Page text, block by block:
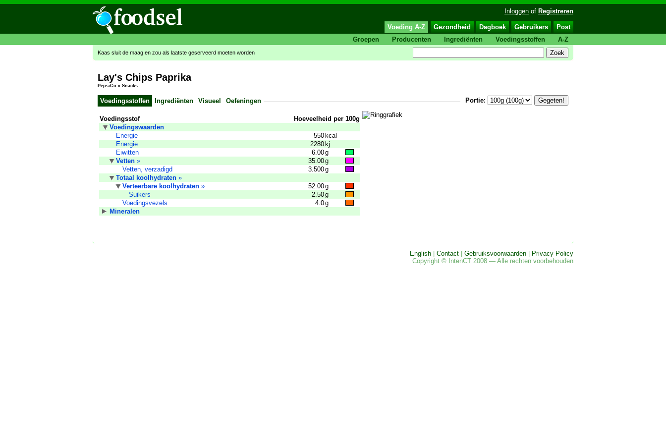
Inloggen of Registreren
Voeding A-Z Gezondheid Dagboek Gebruikers
Post
Groepen
Producenten Ingrediënten Voedingsstoffen A-Z
Kaas sluit de maag en zou als laatste geserveerd moeten worden
Lay's Chips Paprika
PepsiCo » Snacks
Voedingsstoffen Ingrediënten Visueel Oefeningen Portie:
Voedingsstof
Hoeveelheid per 100g
Voedingswaarden
Energie
550 kcal
Energie
2280 kj
Eiwitten
6.00g
Vetten » 35.00g
Vetten, verzadigd
3.500g
Totaal koolhydraten »
Verteerbare koolhydraten » 52.00g
Suikers
2.50g
Voedingsvezels
4.0g
Mineralen
English Contact Gebruiksvoorwaarden
Privacy Policy
Copyright © IntenCT 2008 — Alle rechten voorbehouden